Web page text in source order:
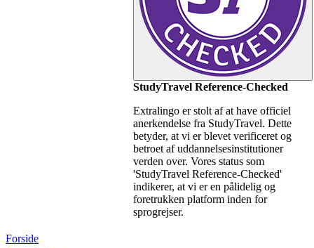
StudyTravel Reference-Checked
Extralingo er stolt af at have officiel
anerkendelse fra StudyTravel. Dette
betyder, at vi er blevet verificeret og
betroet af uddannelsesinstitutioner
verden over. Vores status som
'StudyTravel Reference-Checked'
indikerer, at vi er en pålidelig og
foretrukken platform inden for
sprogrejser.
Forside